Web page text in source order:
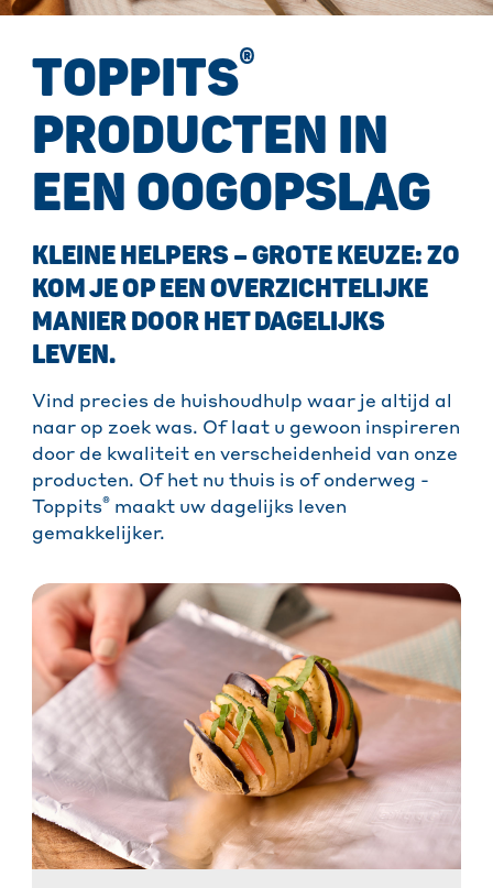
TOPPITS®
PRODUCTEN IN
EEN OOGOPSLAG
KLEINE HELPERS – GROTE KEUZE: ZO
KOM JE OP EEN OVERZICHTELIJKE
MANIER DOOR HET DAGELIJKS
LEVEN.
Vind precies de huishoudhulp waar je altijd al
naar op zoek was. Of laat u gewoon inspireren
door de kwaliteit en verscheidenheid van onze
producten. Of het nu thuis is of onderweg -
Toppits® maakt uw dagelijks leven
gemakkelijker.